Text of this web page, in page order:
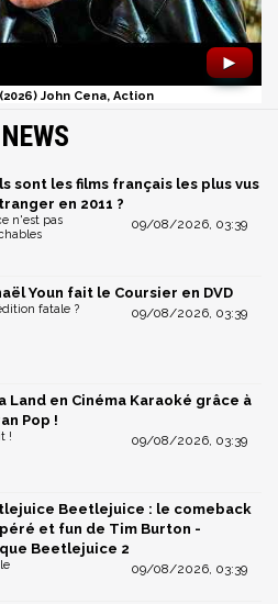
►
John Cena, Action
sont les films français les plus vus
en 2011 ?
09/08/2026, 03:39
n'est pas
Youn fait le Coursier en DVD
09/08/2026, 03:39
fatale ?
Land en Cinéma Karaoké grâce à
Pop !
09/08/2026, 03:39
!
Beetlejuice : le comeback
et fun de Tim Burton -
Beetlejuice 2
09/08/2026, 03:39